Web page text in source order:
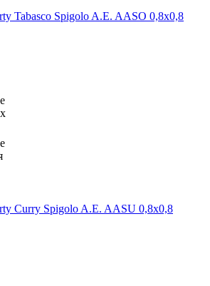
Tabasco Spigolo A.E. AASO 0,8x0,8
Curry Spigolo A.E. AASU 0,8x0,8